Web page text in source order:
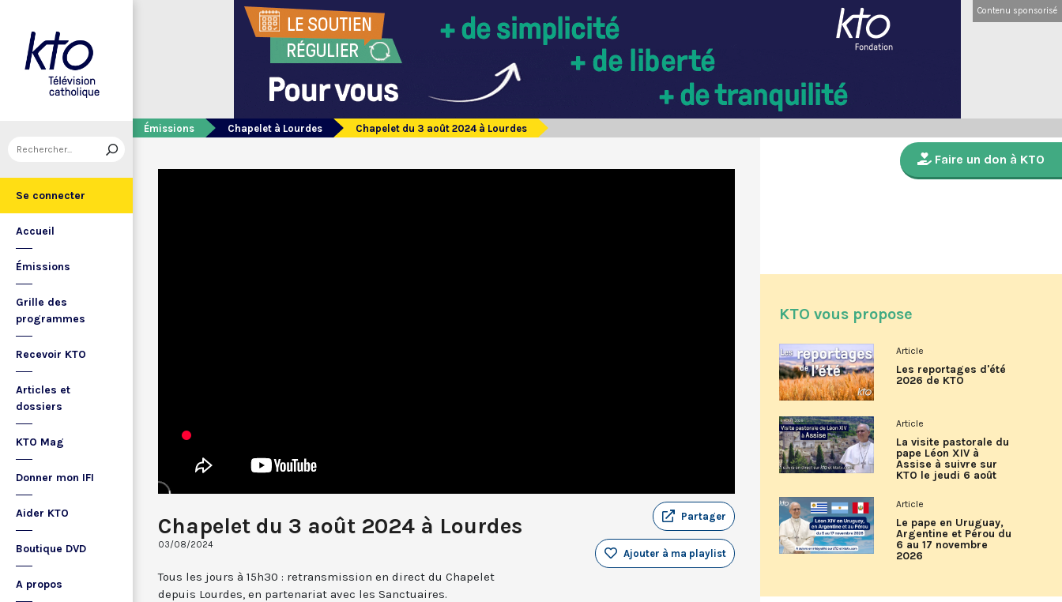
Se connecter
Accueil
Émissions
Grille des
programmes
Recevoir KTO
Articles et
dossiers
KTO Mag
Donner mon IFI
Aider KTO
Boutique DVD
A propos
Contenu sponsorisé
Émissions Chapelet à Lourdes Chapelet du 3 août 2024 à Lourdes
Chapelet du 3 août 2024 à Lourdes
03/08/2024
Partager
Ajouter à ma playlist
Tous les jours à 15h30 : retransmission en direct du Chapelet
depuis Lourdes, en partenariat avec les Sanctuaires.
Faire un don à KTO
KTO vous propose
Article
Les reportages d'été
2026 de KTO
Article
La visite pastorale du
pape Léon XIV à
Assise à suivre sur
KTO le jeudi 6 août
Article
Le pape en Uruguay,
Argentine et Pérou du
6 au 17 novembre
2026